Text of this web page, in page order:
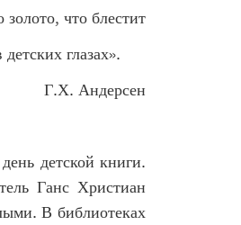
золото, что блестит
детских глазах».
детской книги.
Ганс Христиан
В библиотеках